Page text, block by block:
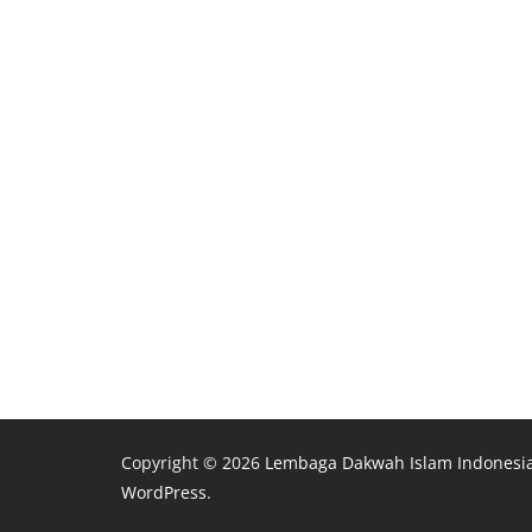
Copyright © 2026 Lembaga Dakwah Islam
WordPress.